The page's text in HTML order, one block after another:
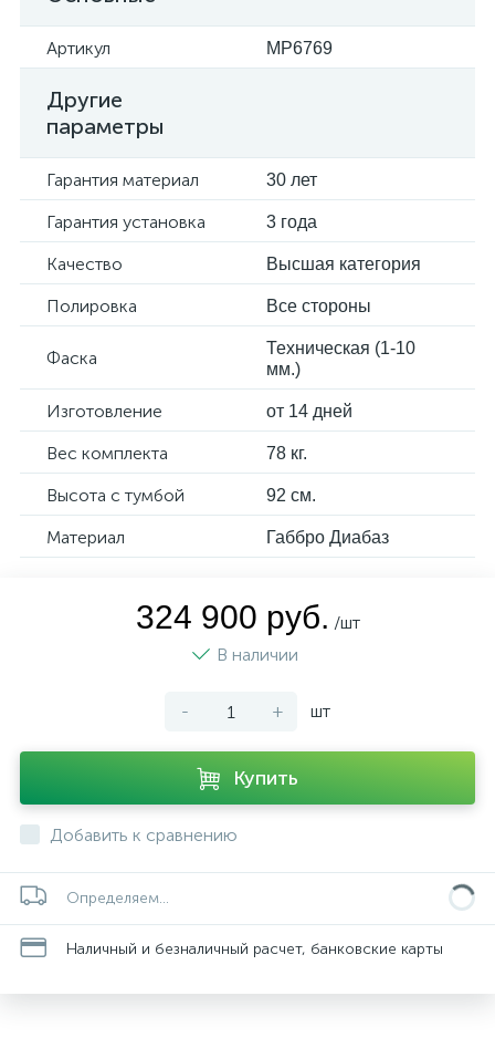
Артикул MP6769
Другие
параметры
Гарантия материал 30 лет
Гарантия установка 3 года
Качество Высшая категория
Полировка Все стороны
Фаска
Техническая (1-10
мм.)
Изготовление от 14 дней
Вес комплекта 78 кг.
Высота с тумбой 92 см.
Материал Габбро Диабаз
324 900 руб. /шт
В наличии
- + шт
Купить
Добавить к сравнению
Определяем...
Наличный и безналичный расчет, банковские карты